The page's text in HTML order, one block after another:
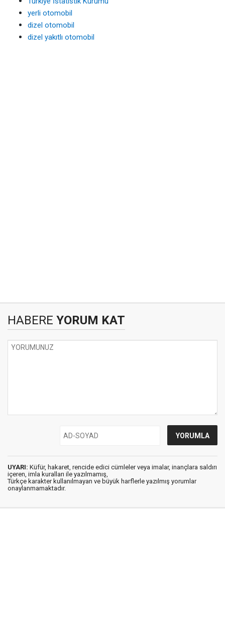
yerli otomobil
dizel otomobil
dizel yakıtlı otomobil
HABERE YORUM KAT
UYARI: Küfür, hakaret, rencide edici cümleler veya imalar, inançlara saldırı
içeren, imla kuralları ile yazılmamış,
Türkçe karakter kullanılmayan ve büyük harflerle yazılmış yorumlar
onaylanmamaktadır.